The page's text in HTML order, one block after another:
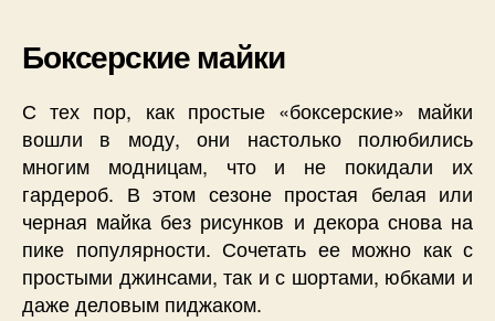
Боксерские майки
С тех пор, как простые «боксерские» майки
вошли в моду, они настолько полюбились
многим модницам, что и не покидали их
гардероб. В этом сезоне простая белая или
черная майка без рисунков и декора снова на
пике популярности. Сочетать ее можно как с
простыми джинсами, так и с шортами, юбками и
даже деловым пиджаком.